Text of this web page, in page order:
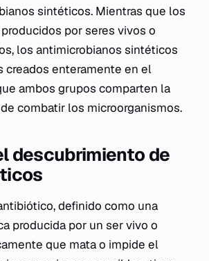
sintéticos. Mientras que los
por seres vivos o
los antimicrobianos sintéticos
creados enteramente en el
ambos grupos comparten la
combatir los microorganismos.
descubrimiento de
definido como una
producida por un ser vivo o
que mata o impide el